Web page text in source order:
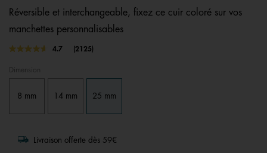
Réversible et interchangeable, fixez ce cuir coloré sur vos
manchettes personnalisables
5 out of 5 Customer Rating
4.7
Lire
Lien
la
(2125)
Dimension
8 mm 14 mm 25 mm
Livraison offerte dès 59€